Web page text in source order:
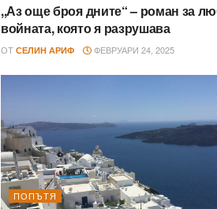
,,Аз още броя дните“ – роман за
войната, която я разрушава
ОТ СЕЛИН АРИФ ФЕВРУАРИ 24, 2025
ПОПЪТЯ